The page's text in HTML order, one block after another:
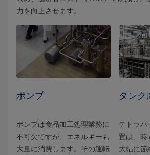
力を向上させます。
ポンプ
ポンプは食品加工処理業務に
不可欠ですが、エネルギーも
大量に消費します。その運転
タンク
テトラパ
置は、時
大幅に節